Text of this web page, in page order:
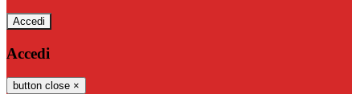
Accedi
Accedi
button close ×